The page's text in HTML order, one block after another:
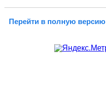
Перейти в полную версию